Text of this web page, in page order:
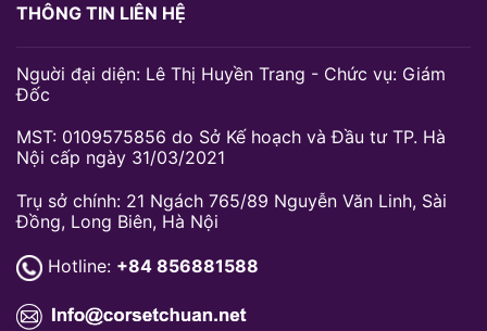
THÔNG TIN LIÊN HỆ
Nguời đại diện: Lê Thị Huyền Trang - Chức vụ: Giám
Đốc
MST: 0109575856 do Sở Kế hoạch và Đầu tư TP. Hà
Nội cấp ngày 31/03/2021
Trụ sở chính: 21 Ngách 765/89 Nguyễn Văn Linh, Sài
Đồng, Long Biên, Hà Nội
Hotline: +84 856881588